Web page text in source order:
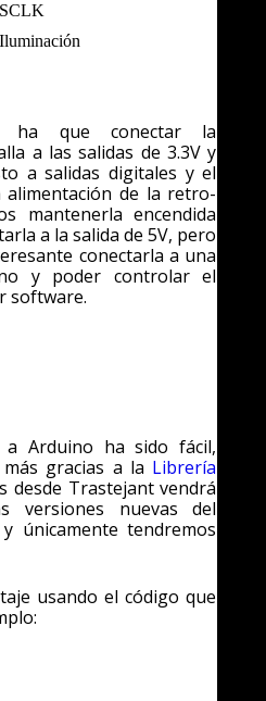
SCLK
Iluminación
ha que conectar la
a las salidas de 3.3V y
a salidas digitales y el
de la retro-
mantenerla encendida
a la salida de 5V, pero
conectarla a una
y poder controlar el
software.
Arduino ha sido fácil,
gracias a la Librería
desde Trastejant vendrá
versiones nuevas del
únicamente tendremos
usando el código que